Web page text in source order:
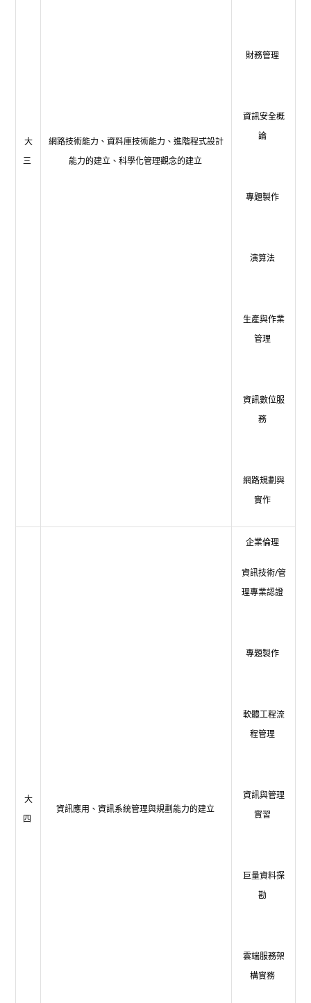
大
三
網路技術能力、資料庫技術能力、進階程式設計
能力的建立、科學化管理觀念的建立
財務管理
資訊安全概
論
專題製作
演算法
生產與作業
管理
資訊數位服
務
網路規劃與
實作
大
四
資訊應用、資訊系統管理與規劃能力的建立
企業倫理
資訊技術/管
理專業認證
專題製作
軟體工程流
程管理
資訊與管理
實習
巨量資料探
勘
雲端服務架
構實務